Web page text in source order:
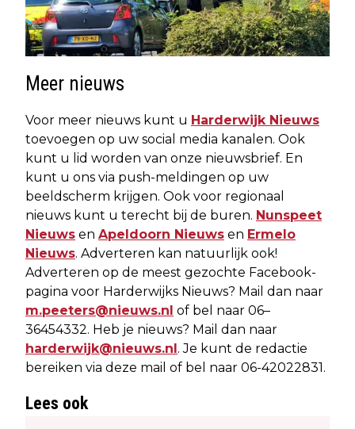
Meer nieuws
Voor meer nieuws kunt u Harderwijk Nieuws
toevoegen op uw social media kanalen. Ook
kunt u lid worden van onze nieuwsbrief. En
kunt u ons via push-meldingen op uw
beeldscherm krijgen. Ook voor regionaal
nieuws kunt u terecht bij de buren. Nunspeet
Nieuws en Apeldoorn Nieuws en Ermelo
Nieuws. Adverteren kan natuurlijk ook!
Adverteren op de meest gezochte Facebook-
pagina voor Harderwijks Nieuws? Mail dan naar
m.peeters@nieuws.nl of bel naar 06–
36454332. Heb je nieuws? Mail dan naar
harderwijk@nieuws.nl . Je kunt de redactie
bereiken via deze mail of bel naar 06-42022831.
Lees ook